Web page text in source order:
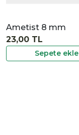
Ametist 8 mm
Sepete ekle
23,00 TL